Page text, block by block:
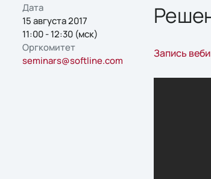
Дата
15 августа 2017
11:00 - 12:30 (мск)
Оргкомитет
seminars@softline.com
Запись